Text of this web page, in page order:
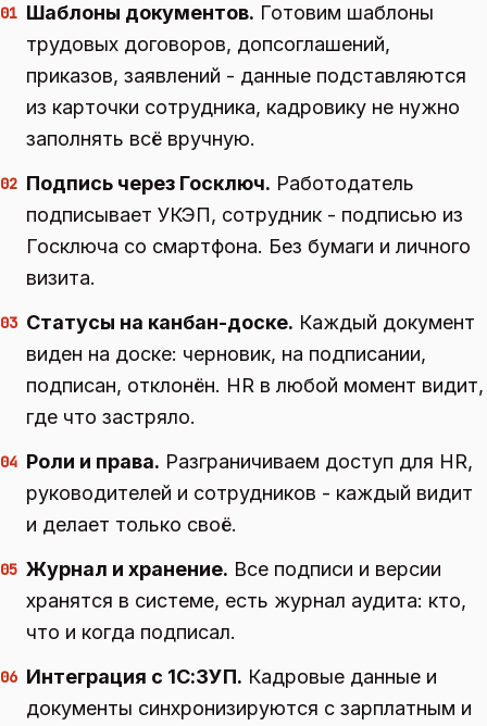
01 Шаблоны документов. Готовим шаблоны
трудовых договоров, допсоглашений,
приказов, заявлений - данные подставляются
из карточки сотрудника, кадровику не нужно
заполнять всё вручную.
02 Подпись через Госключ. Работодатель
подписывает УКЭП, сотрудник - подписью из
Госключа со смартфона. Без бумаги и личного
визита.
03 Статусы на канбан-доске. Каждый документ
виден на доске: черновик, на подписании,
подписан, отклонён. HR в любой момент видит,
где что застряло.
04 Роли и права. Разграничиваем доступ для HR,
руководителей и сотрудников - каждый видит
и делает только своё.
05 Журнал и хранение. Все подписи и версии
хранятся в системе, есть журнал аудита: кто,
что и когда подписал.
06 Интеграция с 1С:ЗУП. Кадровые данные и
документы синхронизируются с зарплатным и